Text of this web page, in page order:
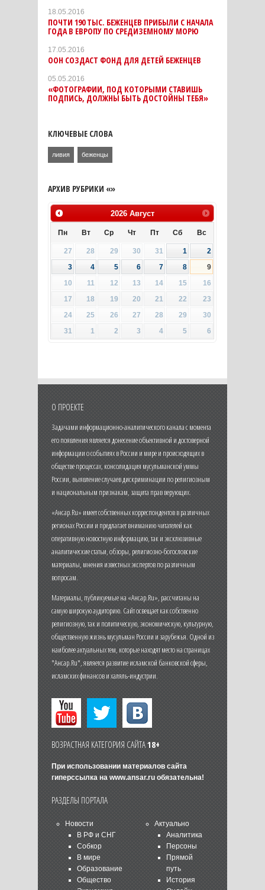
18.05.2016
ПОЧТИ 190 ТЫС. БЕЖЕНЦЕВ ПРИБЫЛИ С НАЧАЛА
ГОДА В ЕВРОПУ ПО СРЕДИЗЕМНОМУ МОРЮ
17.05.2016
ООН СОЗДАСТ ФОНД ДЛЯ ДЕТЕЙ БЕЖЕНЦЕВ
05.05.2016
«ФОТОГРАФИИ, ПОД КОТОРЫМИ СТАВИШЬ
ПОДПИСЬ, ДОЛЖНЫ БЫТЬ ДОСТОЙНЫ ТЕБЯ»
КЛЮЧЕВЫЕ СЛОВА
ливия беженцы
АРХИВ РУБРИКИ «»
2026 Август
Пн Вт Ср Чт Пт Сб Вс
27 28 29 30 31 1
2
3
4 5 6 7 8
9
10
11 12 13 14 15
16
17
18 19 20 21 22
23
24
25 26 27 28 29
30
31
1 2 3 4 5 6
О ПРОЕКТЕ
Задачами информационно-аналитического канала с момента
его появления является донесение объективной и достоверной
информации о событиях в России и мире и происходящих в
обществе процессах, консолидация мусульманской уммы
России, выявление случаев дискриминации по религиозным
и национальным признакам, защита прав верующих.
«Ансар.Ru» имеет собственных корреспондентов в различных
регионах России и предлагает вниманию читателей как
оперативную новостную информацию, так и эксклюзивные
аналитические статьи, обзоры, религиозно-богословские
материалы, мнения известных экспертов по различным
вопросам.
Материалы, публикуемые на «Ансар.Ru», рассчитаны на
самую широкую аудиторию. Сайт освещает как собственно
религиозную, так и политическую, экономическую, культурную,
общественную жизнь мусульман России и зарубежья. Одной из
наиболее актуальных тем, которые находят место на страницах
"Ансар.Ru", является развитие исламской банковской сферы,
исламских финансов и халяль-индустрии.
ВОЗРАСТНАЯ КАТЕГОРИЯ САЙТА18+
При использовании материалов сайта
гиперссылка на www.ansar.ruобязательна!
РАЗДЕЛЫ ПОРТАЛА
Новости
В РФ и СНГ
Собкор
В мире
Образование
Общество
Актуально
Аналитика
Персоны
Прямой
путь
История